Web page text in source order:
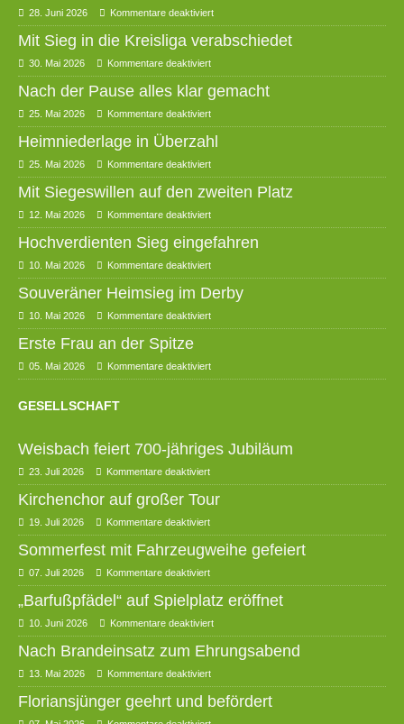
28. Juni 2026 Kommentare deaktiviert
Mit Sieg in die Kreisliga verabschiedet
30. Mai 2026 Kommentare deaktiviert
Nach der Pause alles klar gemacht
25. Mai 2026 Kommentare deaktiviert
Heimniederlage in Überzahl
25. Mai 2026 Kommentare deaktiviert
Mit Siegeswillen auf den zweiten Platz
12. Mai 2026 Kommentare deaktiviert
Hochverdienten Sieg eingefahren
10. Mai 2026 Kommentare deaktiviert
Souveräner Heimsieg im Derby
10. Mai 2026 Kommentare deaktiviert
Erste Frau an der Spitze
05. Mai 2026 Kommentare deaktiviert
GESELLSCHAFT
Weisbach feiert 700-jähriges Jubiläum
23. Juli 2026 Kommentare deaktiviert
Kirchenchor auf großer Tour
19. Juli 2026 Kommentare deaktiviert
Sommerfest mit Fahrzeugweihe gefeiert
07. Juli 2026 Kommentare deaktiviert
„Barfußpfädel“ auf Spielplatz eröffnet
10. Juni 2026 Kommentare deaktiviert
Nach Brandeinsatz zum Ehrungsabend
13. Mai 2026 Kommentare deaktiviert
Floriansjünger geehrt und befördert